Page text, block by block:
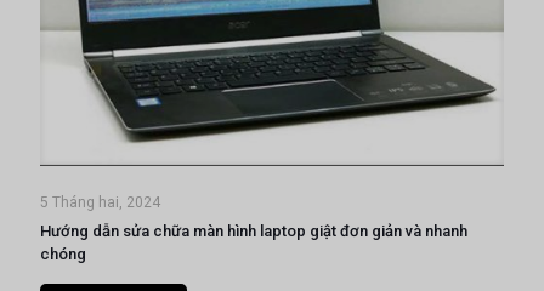
5 Tháng hai, 2024
Hướng dẫn sửa chữa màn hình laptop giật đơn giản và nhanh
chóng